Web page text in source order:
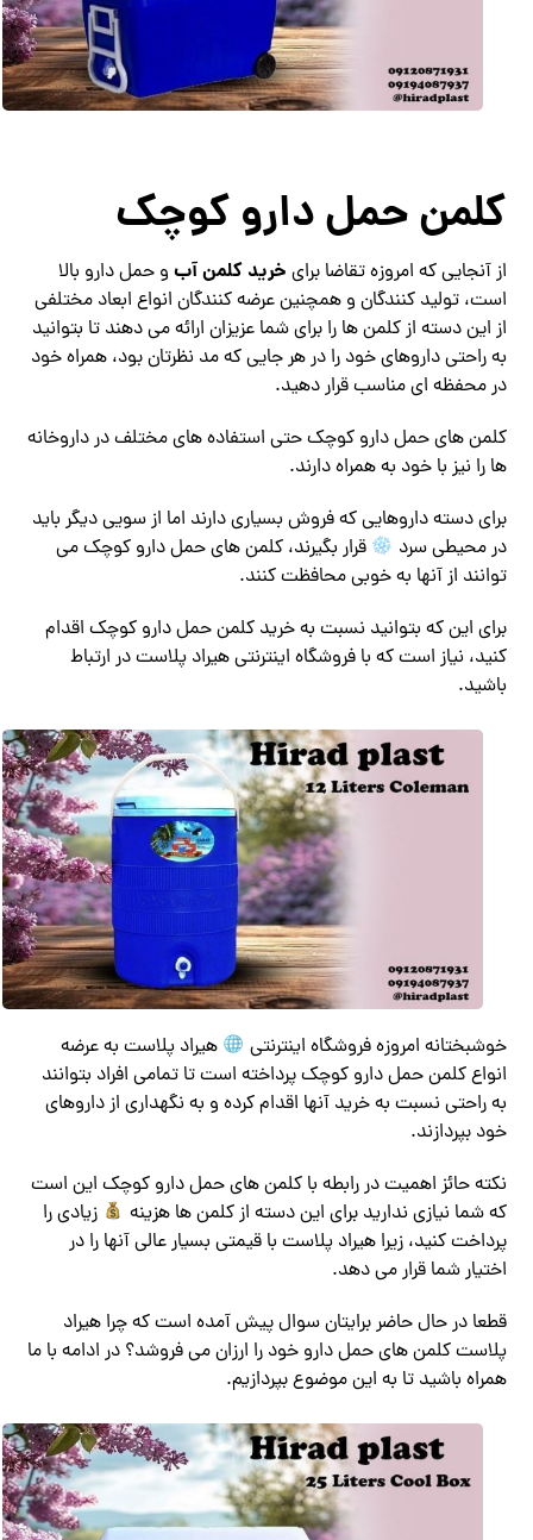
کلمن حمل دارو کوچک
از آنجایی که امروزه تقاضا برای خرید کلمن آب و حمل دارو بالا
است، تولید کنندگان و همچنین عرضه کنندگان انواع ابعاد مختلفی
از این دسته از کلمن ها را برای شما عزیزان ارائه می دهند تا بتوانید
به راحتی داروهای خود را در هر جایی که مد نظرتان بود، همراه خود
در محفظه ای مناسب قرار دهید.
کلمن های حمل دارو کوچک حتی استفاده های مختلف در داروخانه
ها را نیز با خود به همراه دارند.
برای دسته داروهایی که فروش بسیاری دارند اما از سویی دیگر باید
در محیطی سرد
قرار بگیرند، کلمن های حمل دارو کوچک می
توانند از آنها به خوبی محافظت کنند.
برای این که بتوانید نسبت به خرید کلمن حمل دارو کوچک اقدام
کنید، نیاز است که با فروشگاه اینترنتی هیراد پلاست در ارتباط
باشید.
خوشبختانه امروزه فروشگاه اینترنتی
هیراد پلاست به عرضه
انواع کلمن حمل دارو کوچک پرداخته است تا تمامی افراد بتوانند
به راحتی نسبت به خرید آنها اقدام کرده و به نگهداری از داروهای
خود بپردازند.
نکته حائز اهمیت در رابطه با کلمن های حمل دارو کوچک این است
که شما نیازی ندارید برای این دسته از کلمن ها هزینه
زیادی را
پرداخت کنید، زیرا هیراد پلاست با قیمتی بسیار عالی آنها را در
اختیار شما قرار می دهد.
قطعا در حال حاضر برایتان سوال پیش آمده است که چرا هیراد
پلاست کلمن های حمل دارو خود را ارزان می فروشد؟ در ادامه با ما
همراه باشید تا به این موضوع بپردازیم.